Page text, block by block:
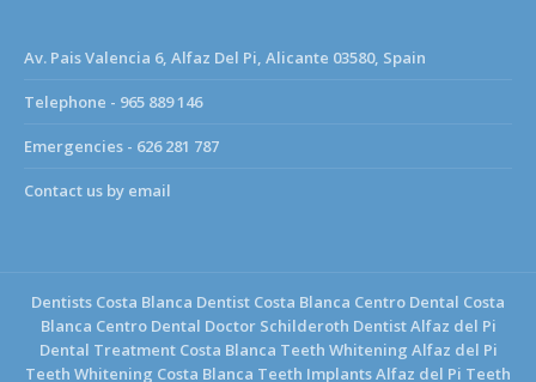
Av. Pais Valencia 6, Alfaz Del Pi, Alicante 03580, Spain
Telephone - 965 889 146
Emergencies - 626 281 787
Contact us by email
Dentists Costa Blanca Dentist Costa Blanca Centro Dental Costa
Blanca Centro Dental Doctor Schilderoth Dentist Alfaz del Pi
Dental Treatment Costa Blanca Teeth Whitening Alfaz del Pi
Teeth Whitening Costa Blanca Teeth Implants Alfaz del Pi Teeth